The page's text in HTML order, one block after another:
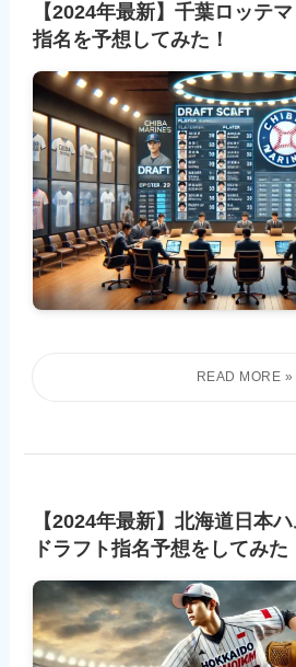
【2024年最新】千葉ロッテ
指名を予想してみた！
【2024年最新】北海道日本
ドラフト指名予想をしてみた